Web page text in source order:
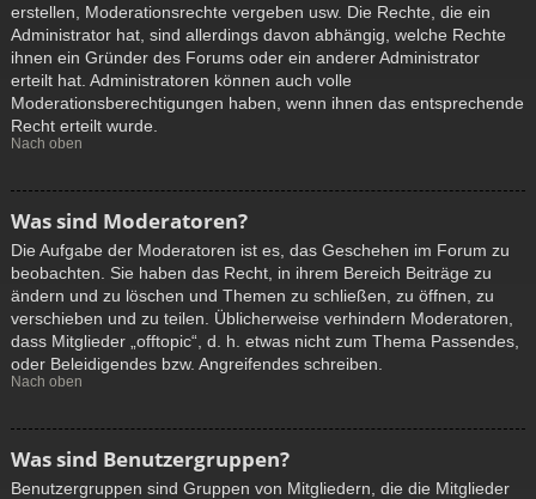
erstellen, Moderationsrechte vergeben usw. Die Rechte, die ein
Administrator hat, sind allerdings davon abhängig, welche Rechte
ihnen ein Gründer des Forums oder ein anderer Administrator
erteilt hat. Administratoren können auch volle
Moderationsberechtigungen haben, wenn ihnen das entsprechende
Recht erteilt wurde.
Nach oben
Was sind Moderatoren?
Die Aufgabe der Moderatoren ist es, das Geschehen im Forum zu
beobachten. Sie haben das Recht, in ihrem Bereich Beiträge zu
ändern und zu löschen und Themen zu schließen, zu öffnen, zu
verschieben und zu teilen. Üblicherweise verhindern Moderatoren,
dass Mitglieder „offtopic“, d. h. etwas nicht zum Thema Passendes,
oder Beleidigendes bzw. Angreifendes schreiben.
Nach oben
Was sind Benutzergruppen?
Benutzergruppen sind Gruppen von Mitgliedern, die die Mitglieder